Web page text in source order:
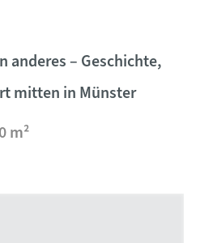
anderes – Geschichte,
mitten in Münster
m²